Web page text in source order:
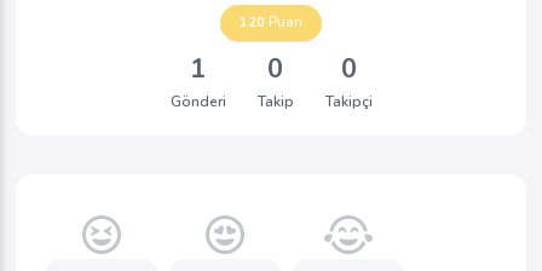
120 Puan
1
Gönderi
0
Takip
0
Takipçi